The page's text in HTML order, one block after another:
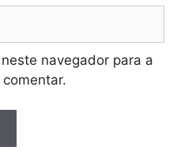
navegador para a